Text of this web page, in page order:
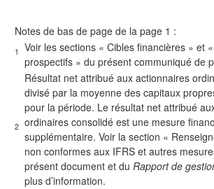
Notes de bas de page de la page 1 :
1
Voir les sections « Cibles financières » et
prospectifs » du présent communiqué de
2
Résultat net attribué aux actionnaires
divisé par la moyenne des capitaux
pour la période. Le résultat net attribué
ordinaires consolidé est une mesure
supplémentaire. Voir la section «
non conformes aux IFRS et autres
présent document et du Rapport de
plus d’information.